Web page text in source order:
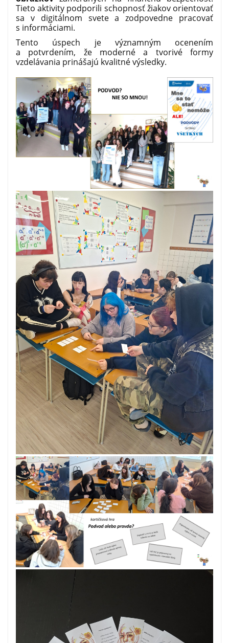
Tieto aktivity podporili schopnosť žiakov orientovať
sa v digitálnom svete a zodpovedne pracovať
s informáciami.
Tento úspech je významným ocenením
a potvrdením, že moderné a tvorivé formy
vzdelávania prinášajú kvalitné výsledky.